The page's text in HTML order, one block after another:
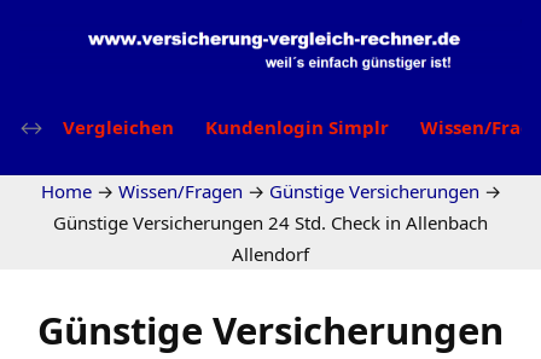
Vergleichen Kundenlogin Simplr Wissen/
Home → Wissen/Fragen → Günstige Versicherungen →
Günstige Versicherungen 24 Std. Check in Allenbach
Allendorf
Günstige Versicherungen